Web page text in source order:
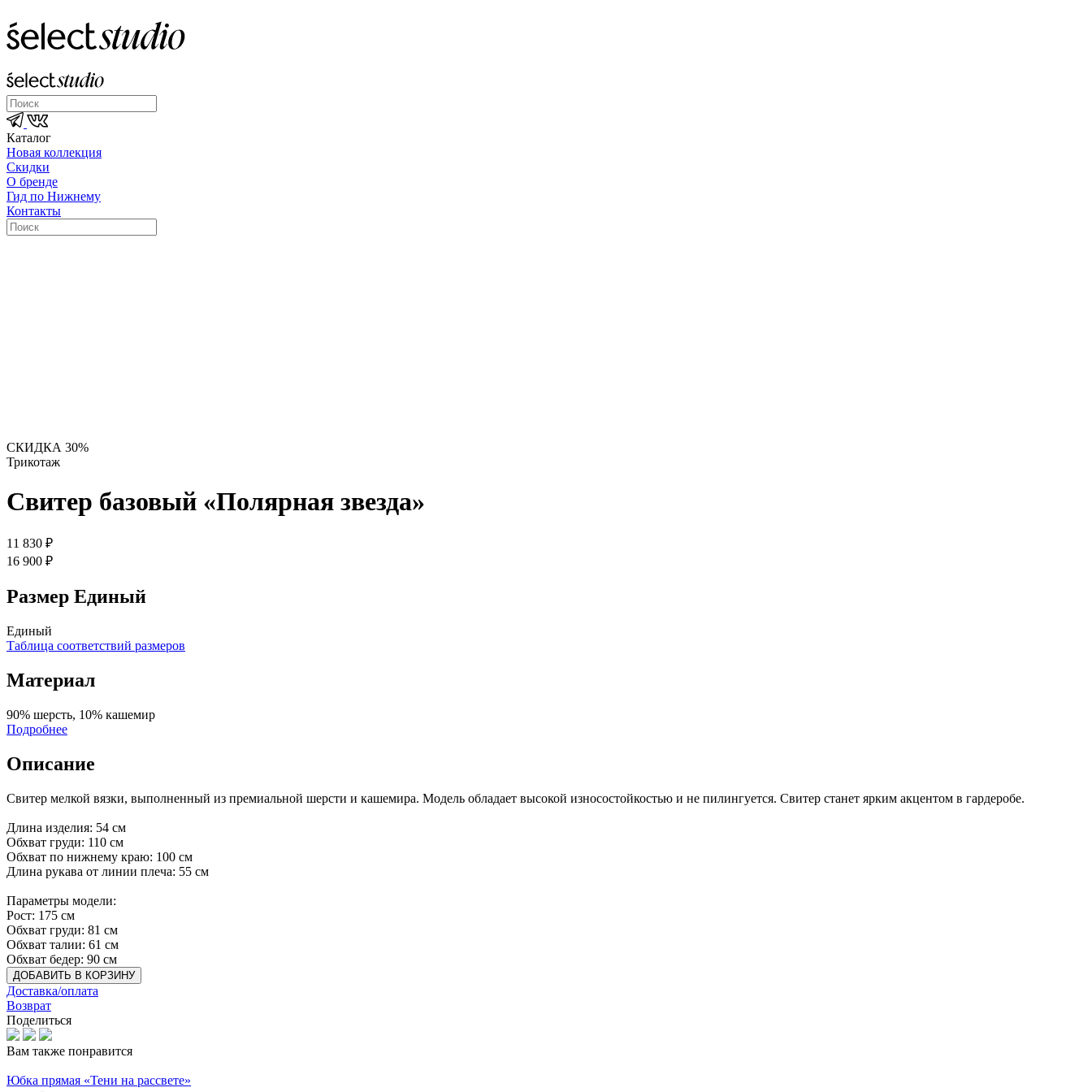
Каталог
Новая коллекция
Скидки
О бренде
Гид по Нижнему
Контакты
СКИДКА 30%
Трикотаж
Свитер базовый «Полярная звезда»
11 830 ₽
16 900 ₽
Размер Единый
Единый
Таблица соответствий размеров
Материал
90% шерсть, 10% кашемир
Подробнее
Описание
Свитер мелкой вязки, выполненный из премиальной шерсти и кашемира. Модель обладает высокой износостойкостью и не пилингуется. Свитер станет ярким акцентом в гардеробе.
Длина изделия: 54 см
Обхват груди: 110 см
Обхват по нижнему краю: 100 см
Длина рукава от линии плеча: 55 см
Параметры модели:
Рост: 175 см
Обхват груди: 81 см
Обхват талии: 61 см
Обхват бедер: 90 см
ДОБАВИТЬ В КОРЗИНУ
Доставка/оплата
Возврат
Поделиться
Вам также понравится
Юбка прямая «Тени на рассвете»